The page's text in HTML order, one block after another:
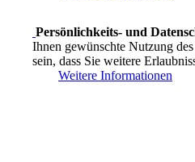
Persönlichkeits- und
Ihnen gewünschte Nutzung
sein, dass Sie weitere
Weitere Informationen